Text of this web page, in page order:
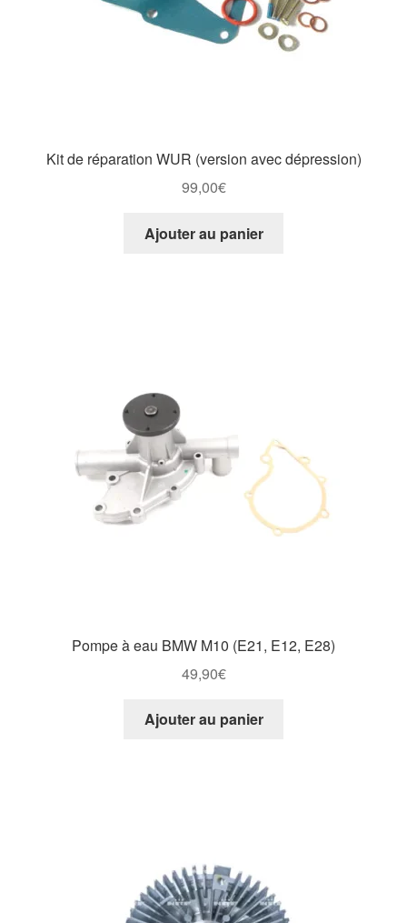
Kit de réparation WUR (version avec dépression)
99,00€
Ajouter au panier
Pompe à eau BMW M10 (E21, E12, E28)
49,90€
Ajouter au panier